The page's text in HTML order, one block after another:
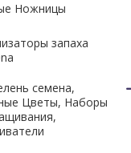
Ножницы
запаха
семена,
Цветы, Наборы